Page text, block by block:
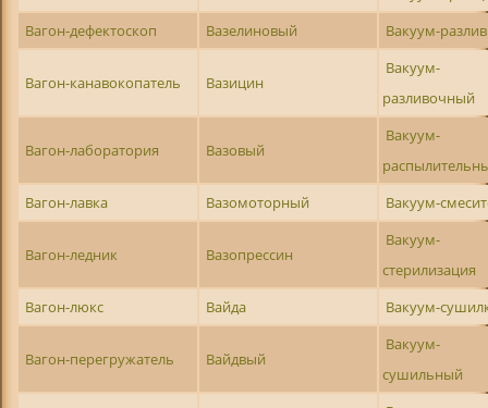
Вагон-дефектоскоп
Вазелиновый Вакуум-
Вагон-канавокопатель Вазицин
Вакуум-
разливочный
Вагон-лаборатория Вазовый
Вакуум-
Вагон-лавка
Вазомоторный Вакуум-
Вагон-ледник Вазопрессин
Вакуум-
стерилизация
Вагон-люкс
Вайда Вакуум-
Вагон-перегружатель Вайдвый
Вакуум-
сушильный